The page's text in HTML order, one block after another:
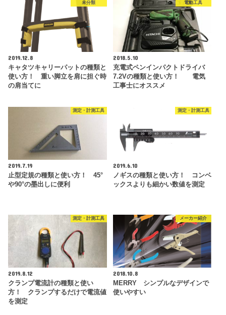
未分類
2019.12.8
キャタツキャリーパットの種類と
使い方！ 重い脚立を肩に担ぐ時
の肩当てに
電動工具
2018.5.10
充電式ペンインパクトドライバ
7.2Vの種類と使い方！ 電気
工事士にオススメ
測定・計測工具
2019.7.19
止型定規の種類と使い方！ 45°
や90°の墨出しに便利
測定・計測工具
2019.6.10
ノギスの種類と使い方！ コンベ
ックスよりも細かい数値を測定
測定・計測工具
2019.8.12
クランプ電流計の種類と使い
方！ クランプするだけで電流値
を測定
メーカー紹介
2018.10.8
MERRY シンプルなデザインで
使いやすい